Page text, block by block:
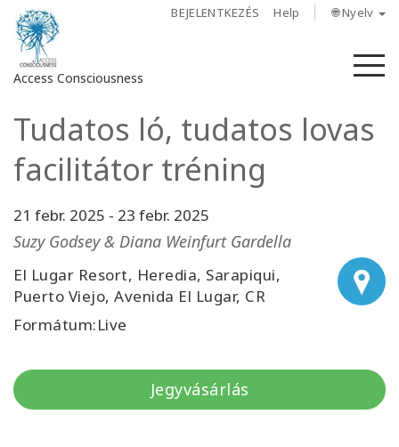
BEJELENTKEZÉS Help 🌐 Nyelv
Access Consciousness
Bejelentkezés
fiókba
Rólunk
Bars
Régiók
Tanfolyamok
Tudatos ló, tudatos lovas
facilitátor tréning
21 febr. 2025 - 23 febr. 2025
Suzy Godsey & Diana Weinfurt Gardella
El Lugar Resort, Heredia, Sarapiqui,
Puerto Viejo, Avenida El Lugar, CR
Formátum:Live
Jegyvásárlás